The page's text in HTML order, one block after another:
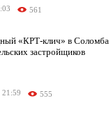
561
«КРТ-клич» в
застройщиков
21:59 555